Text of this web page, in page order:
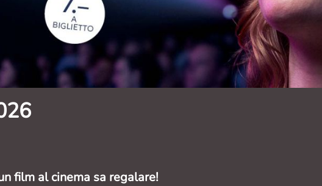
film al cinema sa regalare!